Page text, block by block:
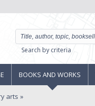
Search by criteria
BOOKS AND WORKS
arts